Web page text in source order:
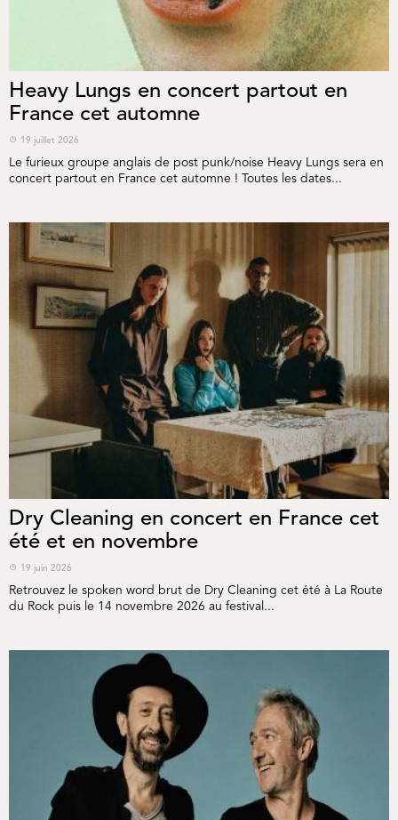
Heavy Lungs en concert partout en
France cet automne
19 juillet 2026
Le furieux groupe anglais de post punk/noise Heavy Lungs sera en
concert partout en France cet automne ! Toutes les dates...
Dry Cleaning en concert en France cet
été et en novembre
19 juin 2026
Retrouvez le spoken word brut de Dry Cleaning cet été à La Route
du Rock puis le 14 novembre 2026 au festival...